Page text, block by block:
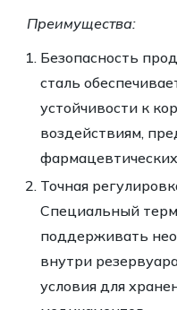
Преимущества:
Безопасность
сталь
устойчивости к
воздействиям,
Точная
Специальный
поддерживать
внутри
условия для